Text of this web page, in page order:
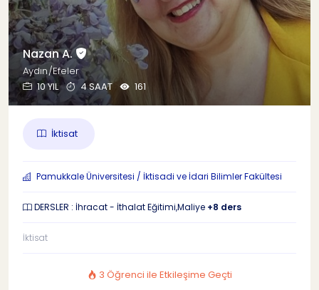
Nazan A.
Aydın/Efeler
10 YIL
4 SAAT 161
İktisat
Pamukkale Üniversitesi / İktisadi ve İdari Bilimler Fakültesi
DERSLER : İhracat - İthalat Eğitimi,Maliye +8 ders
İktisat
3 Öğrenci ile Etkileşime Geçti